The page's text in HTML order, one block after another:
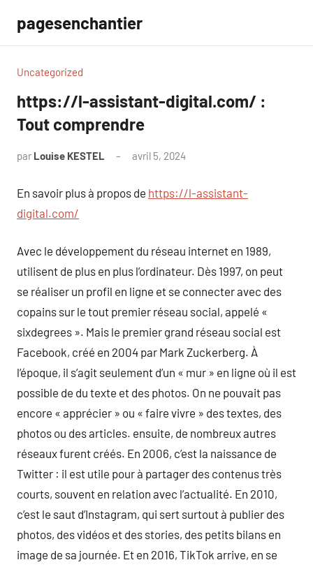
contenu
pagesenchantier
Uncategorized
https://l-assistant-digital.com/ :
Tout comprendre
par Louise KESTEL avril 5, 2024
En savoir plus à propos de https://l-assistant-
digital.com/
Avec le développement du réseau internet en 1989,
utilisent de plus en plus l’ordinateur. Dès 1997, on peut
se réaliser un profil en ligne et se connecter avec des
copains sur le tout premier réseau social, appelé «
sixdegrees ». Mais le premier grand réseau social est
Facebook, créé en 2004 par Mark Zuckerberg. À
l’époque, il s’agit seulement d’un « mur » en ligne où il est
possible de du texte et des photos. On ne pouvait pas
encore « apprécier » ou « faire vivre » des textes, des
photos ou des articles. ensuite, de nombreux autres
réseaux furent créés. En 2006, c’est la naissance de
Twitter : il est utile pour à partager des contenus très
courts, souvent en relation avec l’actualité. En 2010,
c’est le saut d’Instagram, qui sert surtout à publier des
photos, des vidéos et des stories, des petits bilans en
image de sa journée. Et en 2016, TikTok arrive, en se